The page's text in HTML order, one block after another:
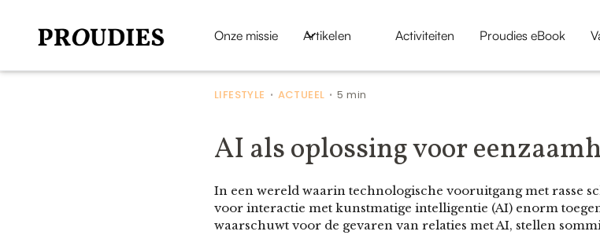
Onze missie Artikelen Activiteiten Proudies eBook
LIFESTYLE • ACTUEEL •5 min
AI als oplossing voor
In een wereld waarin technologische vooruitgang met rasse
voor interactie met kunstmatige intelligentie (AI) enorm
waarschuwt voor de gevaren van relaties met AI, stellen